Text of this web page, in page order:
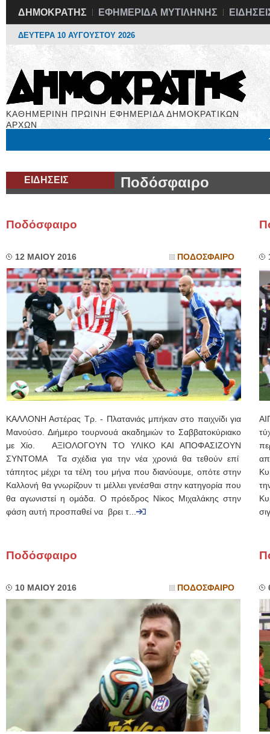
ΔΗΜΟΚΡΑΤΗΣ ΕΦΗΜΕΡΙΔΑ ΜΥΤΙΛΗΝΗΣ
ΔΕΥΤΕΡΑ 10 ΑΥΓΟΥΣΤΟΥ 2026
ΚΑΘΗΜΕΡΙΝΗ ΠΡΩΙΝΗ ΕΦΗΜΕΡΙΔΑ ΔΗΜΟΚΡΑΤΙΚΩΝ
ΑΡΧΩΝ
ΕΙΔΗΣΕΙΣ Ποδόσφαιρο
Ποδόσφαιρο
12 ΜΑΙΟΥ 2016 ΠΟΔΟΣΦΑΙΡΟ
ΚΑΛΛΟΝΗ Αστέρας Τρ. - Πλατανιάς μπήκαν στο παιχνίδι για
Μανούσο. Διήμερο τουρνουά ακαδημιών το Σαββατοκύριακο
με Χίο. ΑΞΙΟΛΟΓΟΥΝ ΤΟ ΥΛΙΚΟ ΚΑΙ ΑΠΟΦΑΣΙΖΟΥΝ
ΣΥΝΤΟΜΑ Τα σχέδια για την νέα χρονιά θα τεθούν επί
τάπητος μέχρι τα τέλη του μήνα που διανύουμε, οπότε στην
Καλλονή θα γνωρίζουν τι μέλλει γενέσθαι στην κατηγορία που
θα αγωνιστεί η ομάδα. Ο πρόεδρος Νίκος Μιχαλάκης στην
φάση αυτή προσπαθεί να βρει τ...
Ποδόσφαιρο
10 ΜΑΙΟΥ 2016 ΠΟΔΟΣΦΑΙΡΟ